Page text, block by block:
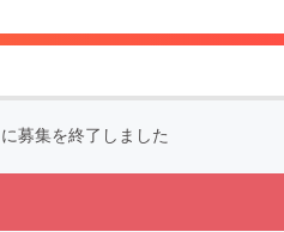
に募集を終了しました